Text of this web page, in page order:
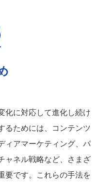
化に対応して進化し続け
るためには、コンテンツ
ィアマーケティング、パ
ャネル戦略など、さまざ
要です。これらの手法を